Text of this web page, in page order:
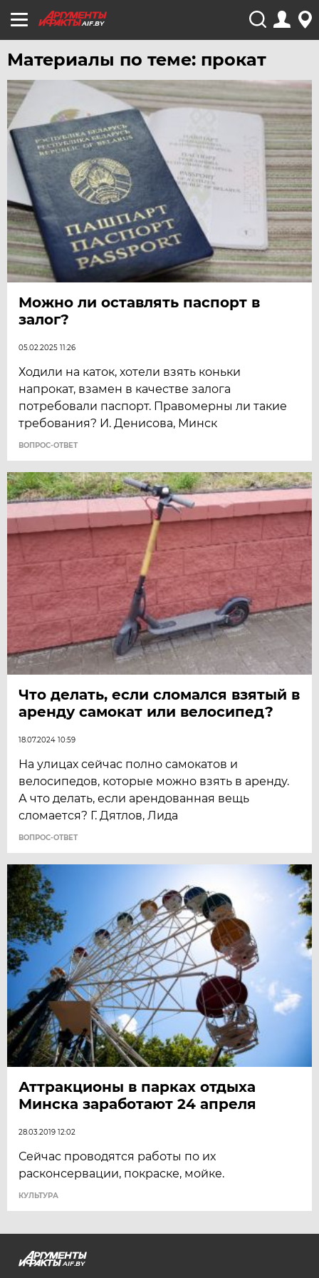
AIF.BY
Материалы по теме: прокат
Можно ли оставлять паспорт в
залог?
05.02.2025 11:26
Ходили на каток, хотели взять коньки
напрокат, взамен в качестве залога
потребовали паспорт. Правомерны ли такие
требования? И. Денисова, Минск
ВОПРОС-ОТВЕТ
Что делать, если сломался взятый в
аренду самокат или велосипед?
18.07.2024 10:59
На улицах сейчас полно самокатов и
велосипедов, которые можно взять в аренду.
А что делать, если арендованная вещь
сломается? Г. Дятлов, Лида
ВОПРОС-ОТВЕТ
Аттракционы в парках отдыха
Минска заработают 24 апреля
28.03.2019 12:02
Сейчас проводятся работы по их
расконсервации, покраске, мойке.
КУЛЬТУРА
AIF.BY